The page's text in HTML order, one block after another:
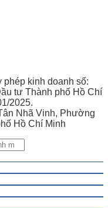
kinh doanh số:
tư Thành phố Hồ Chí
2025.
Nhã Vinh, Phường
Hồ Chí Minh